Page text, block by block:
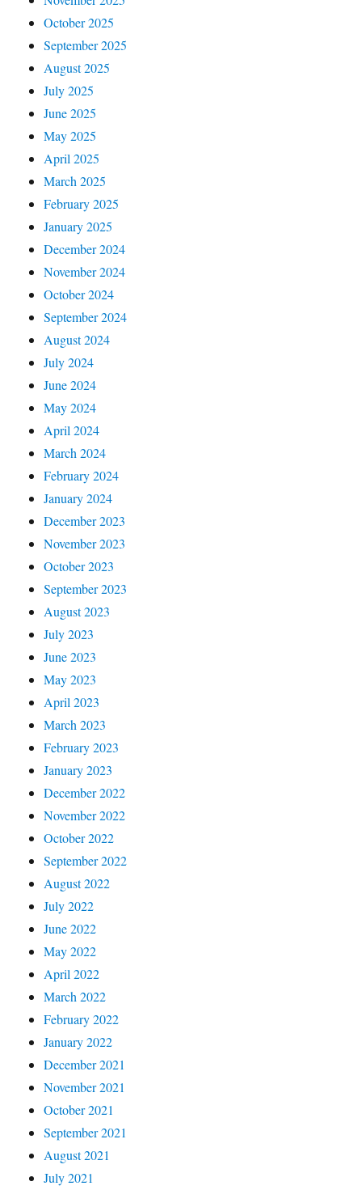
October 2025
September 2025
August 2025
July 2025
June 2025
May 2025
April 2025
March 2025
February 2025
January 2025
December 2024
November 2024
October 2024
September 2024
August 2024
July 2024
June 2024
May 2024
April 2024
March 2024
February 2024
January 2024
December 2023
November 2023
October 2023
September 2023
August 2023
July 2023
June 2023
May 2023
April 2023
March 2023
February 2023
January 2023
December 2022
November 2022
October 2022
September 2022
August 2022
July 2022
June 2022
May 2022
April 2022
March 2022
February 2022
January 2022
December 2021
November 2021
October 2021
September 2021
August 2021
July 2021